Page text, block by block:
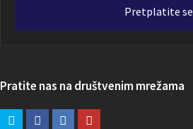
Pretplatite se
Pratite nas na društvenim mrežama